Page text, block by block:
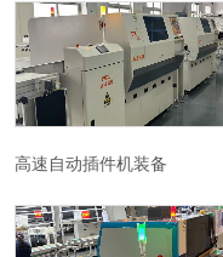
高速自动插件机装备